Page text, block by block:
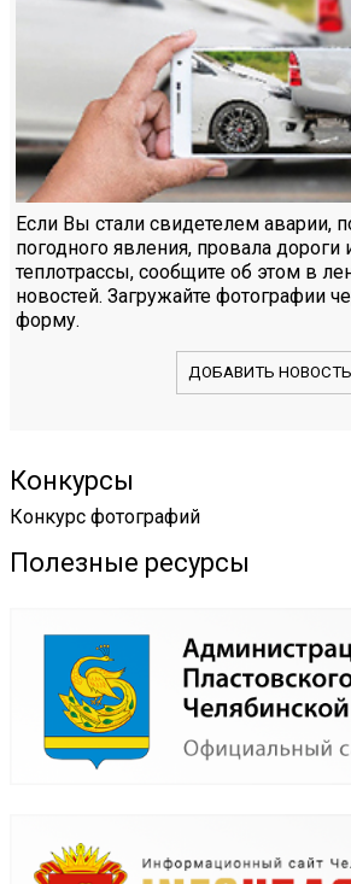
Если Вы стали свидетелем аварии,
погодного явления, провала
теплотрассы, сообщите об этом в
новостей. Загружайте фотографии
форму.
ДОБАВИТЬ НОВОСТЬ
Конкурсы
Конкурс фотографий
Полезные ресурсы